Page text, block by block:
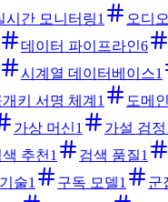
시간 모니터링1 오디
데이터 파이프라인6
시계열 데이터베이스1
개키 서명 체계 1 도메
가상 머신1 가설 검정
색 추천 1 검색 품질1
술1 구독 모델1 군